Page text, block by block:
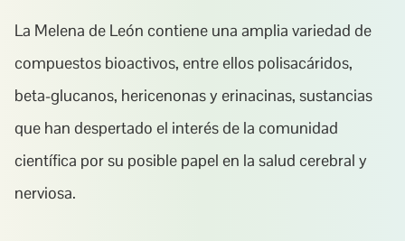
La Melena de León contiene una amplia variedad de
compuestos bioactivos, entre ellos polisacáridos,
beta-glucanos, hericenonas y erinacinas, sustancias
que han despertado el interés de la comunidad
científica por su posible papel en la salud cerebral y
nerviosa.